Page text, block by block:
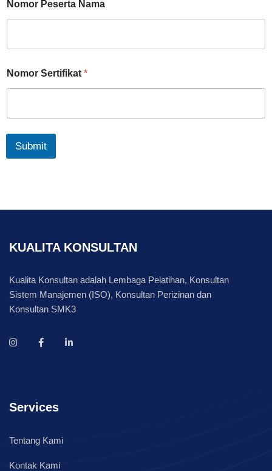
Nomor Peserta Nama
Nomor Sertifikat *
Submit
KUALITA KONSULTAN
Kualita Konsultan adalah Lembaga Pelatihan, Konsultan
Sistem Manajemen (ISO), Konsultan Perizinan dan
Konsultan SMK3
Services
Tentang Kami
Kontak Kami